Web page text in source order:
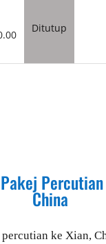
Ditutup
China
ke Xian,